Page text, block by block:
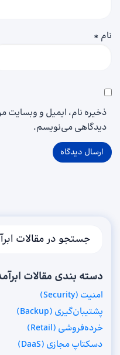
نام *
ذخیره نام، ایمیل و وبسایت
دیدگاهی می‌نویسم.
دسته بندی مقالات
امنیت (Security)
پشتیبان‌گیری (Backup)
خرده‌فروشی (Retail)
دسکتاپ مجازی (DaaS)